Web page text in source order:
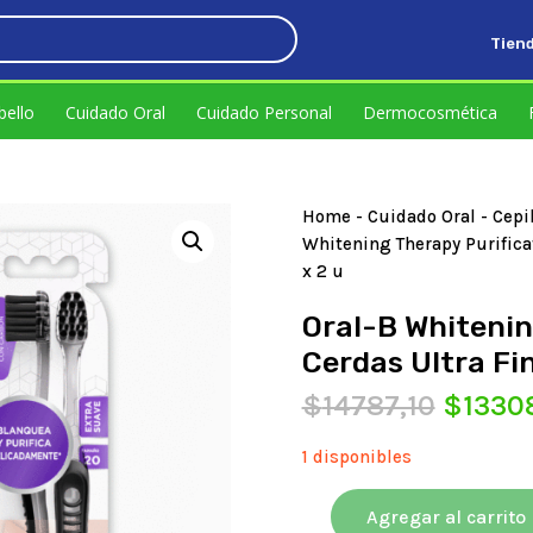
Cuidado Oral Cuidado Personal Dermocosmética
Home - Cuidado Oral -
Whitening Therapy
x 2 u
Oral-B
Cerdas Ultra
$14787,10 El
era:
$
1 disponibles
Agregar al carrito